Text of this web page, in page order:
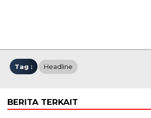
Tag : Headline
BERITA TERKAIT